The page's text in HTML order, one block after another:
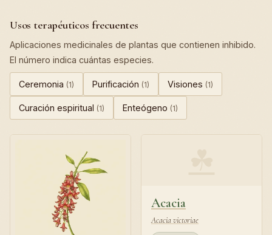
Usos terapéuticos frecuentes
Aplicaciones medicinales de plantas que contienen inhibido.
El número indica cuántas especies.
Ceremonia (1) Purificación (1) Visiones (1)
Curación espiritual (1) Enteógeno (1)
Acacia
Acacia victoriae